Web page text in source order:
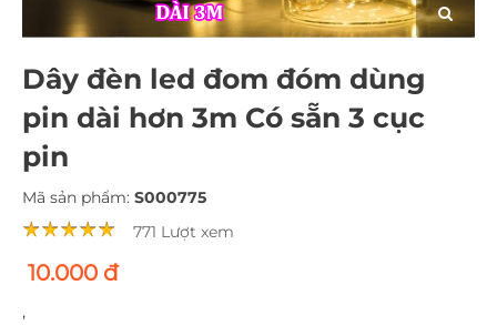
Dây đèn led đom đóm dùng
pin dài hơn 3m Có sẵn 3 cục
pin
Mã sản phẩm: S000775
771 Lượt xem
10.000 đ
,